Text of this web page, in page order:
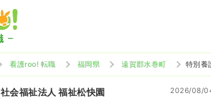
看護roo! 転職 福岡県 遠賀郡水巻町 特別養
社会福祉法人 福祉松快園 2026/08/